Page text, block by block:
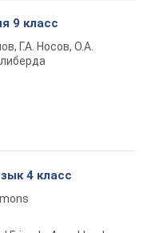
9 класс
Г.А. Носов, О.А.
4 класс